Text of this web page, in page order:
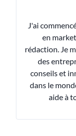
J'ai
en
rédaction. Je
des
conseils et
dans le
aide à